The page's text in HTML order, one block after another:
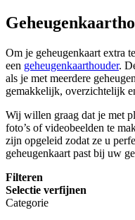
Om je geheugenkaart extra
een geheugenkaarthouder.
als je met meerdere
gemakkelijk, overzichtelijk
Wij willen graag dat je met
foto’s of videobeelden te
zijn opgeleid zodat ze u
geheugenkaart past bij uw
Filteren
Selectie verfijnen
Categorie